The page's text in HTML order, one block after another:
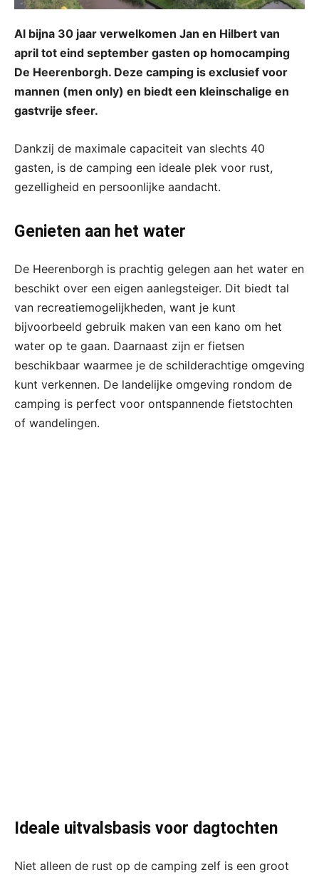
Al bijna 30 jaar verwelkomen Jan en Hilbert van
april tot eind september gasten op homocamping
De Heerenborgh. Deze camping is exclusief voor
mannen (men only) en biedt een kleinschalige en
gastvrije sfeer.
Dankzij de maximale capaciteit van slechts 40
gasten, is de camping een ideale plek voor rust,
gezelligheid en persoonlijke aandacht.
Genieten aan het water
De Heerenborgh is prachtig gelegen aan het water en
beschikt over een eigen aanlegsteiger. Dit biedt tal
van recreatiemogelijkheden, want je kunt
bijvoorbeeld gebruik maken van een kano om het
water op te gaan. Daarnaast zijn er fietsen
beschikbaar waarmee je de schilderachtige omgeving
kunt verkennen. De landelijke omgeving rondom de
camping is perfect voor ontspannende fietstochten
of wandelingen.
Ideale uitvalsbasis voor dagtochten
Niet alleen de rust op de camping zelf is een groot